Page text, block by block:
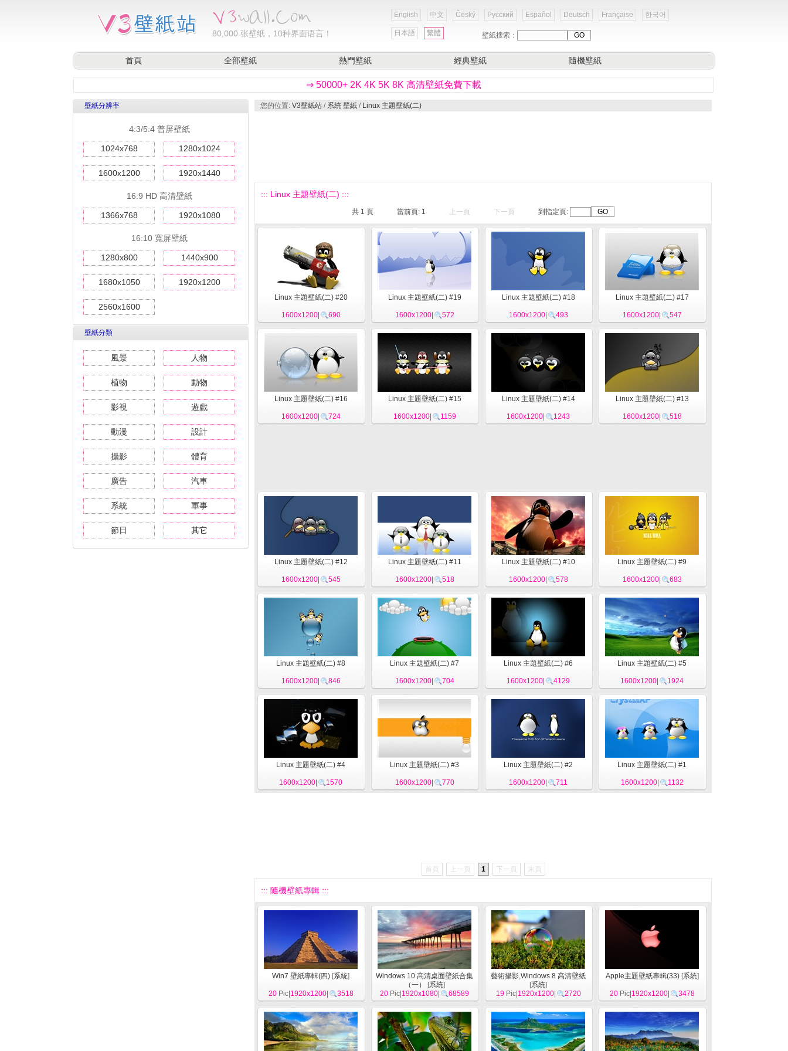
80,000 张壁纸，10种界面语言！
English 中文 Český Русский Español Deutsch Française 한국어
日本語 繁體 壁紙搜索：
首頁 全部壁紙 熱門壁紙 經典壁紙 隨機壁紙
⇒ 50000+ 2K 4K 5K 8K 高清壁紙免費下載
壁紙分辨率
4:3/5:4 普屏壁紙
1024x768 1280x1024
1600x1200 1920x1440
16:9 HD 高清壁紙
1366x768 1920x1080
16:10 寬屏壁紙
1280x800 1440x900
1680x1050 1920x1200
2560x1600
壁紙分類
風景 人物
植物 動物
影視 遊戲
動漫 設計
攝影 體育
廣告 汽車
系統 軍事
節日 其它
您的位置: V3壁紙站 / 系統 壁紙 / Linux 主題壁紙(二)
::: Linux 主題壁紙(二) :::
共 1 頁 當前頁: 1 上一頁 下一頁 到指定頁:
Linux 主題壁紙(二) #20
1600x1200| 690
Linux 主題壁紙(二) #19
1600x1200| 572
Linux 主題壁紙(二) #18
1600x1200| 493
Linux 主題壁紙(二) #17
1600x1200| 547
Linux 主題壁紙(二) #16
1600x1200| 724
Linux 主題壁紙(二) #15
1600x1200| 1159
Linux 主題壁紙(二) #14
1600x1200 1243
Linux 主題壁紙(二) #13
1600x1200| 518
Linux 主題壁紙(二) #12
1600x1200| 545
Linux 主題壁紙(二) #11
1600x1200| 518
Linux 主題壁紙(二) #10
1600x1200| 578
Linux 主題壁紙(二) #9
1600x1200| 683
Linux 主題壁紙(二) #8
1600x1200| 846
Linux 主題壁紙(二) #7
1600x1200| 704
Linux 主題壁紙(二) #6
1600x1200 4129
Linux 主題壁紙(二) #5
1600x1200 1924
Linux 主題壁紙(二) #4
1600x1200 1570
Linux 主題壁紙(二) #3
1600x1200| 770
Linux 主題壁紙(二) #2
1600x1200 711
Linux 主題壁紙(二) #1
1600x1200| 1132
首頁 上一頁 1 下一頁 末頁
::: 隨機壁紙專輯 :::
Win7 壁紙專輯(四) [系統]
20Pic| 1920x1200| 3518
Windows 10 高清桌面壁紙合集
（一）
[系統]
20 Pic| 1920x1080 68589
藝術攝影,Windows 8 高清壁紙
[系統]
19Pic| 1920x1200| 2720
Apple主題壁紙專輯(33)[系統]
20Pic| 1920x1200| 3478